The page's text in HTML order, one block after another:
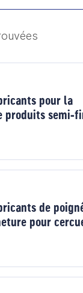
pour la
produits
de
pour